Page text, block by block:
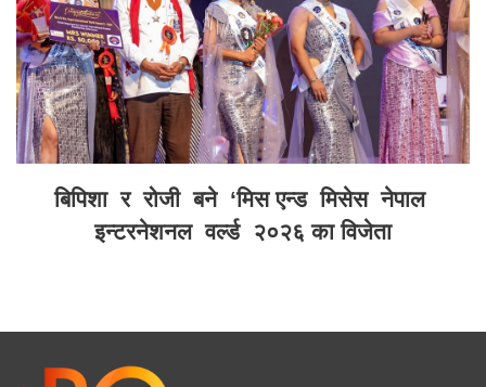
बिपिशा र रोजी बने ‘मिस एन्ड मिसेस नेपाल
इन्टरनेशनल वर्ल्ड २०२६ का विजेता